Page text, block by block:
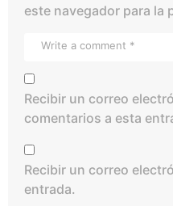
este navegador para la
Recibir un correo
comentarios a esta
Recibir un correo
entrada.